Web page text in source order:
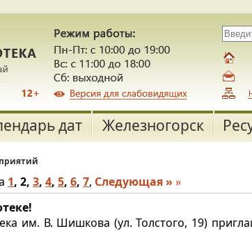
дат Железногорск
1, 2, 3, 4, 5, 6, 7, Следующая » »
им. В. Шишкова (ул. Толстого, 19)